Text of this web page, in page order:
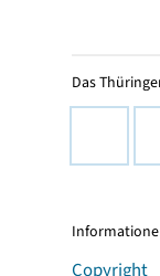
Das
Copyright